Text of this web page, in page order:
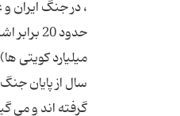
، در جنگ ایران
سال از پایان
گرفته اند و می